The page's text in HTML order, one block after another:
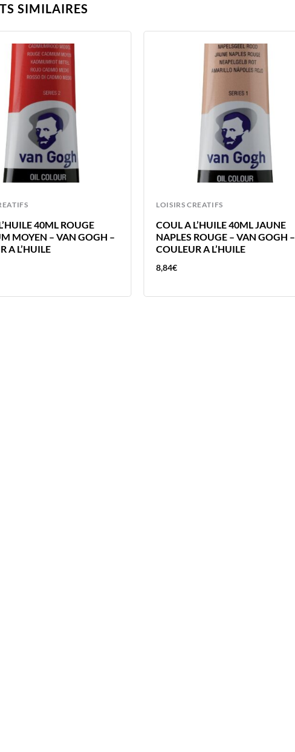
SIMILAIRES
40ML ROUGE
MOYEN – VAN GOGH –
A L’HUILE
LOISIRS CREATIFS
COUL A L’HUILE 40ML JAUNE
NAPLES ROUGE – VAN GOGH –
COULEUR A L’HUILE
8,84€